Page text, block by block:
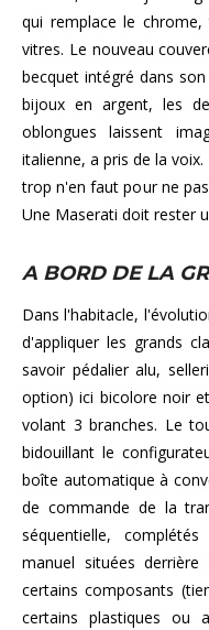
qui remplace le
vitres. Le nouveau
becquet intégré dans
bijoux en argent, les
oblongues laissent
italienne, a pris de la
trop n'en faut pour ne
Une Maserati doit rester
A BORD DE LA
Dans l'habitacle,
d'appliquer les grands
savoir pédalier alu,
option) ici bicolore noir
volant 3 branches. Le
bidouillant le
boîte automatique à
de commande de la
séquentielle,
manuel situées
certains composants
certains plastiques ou